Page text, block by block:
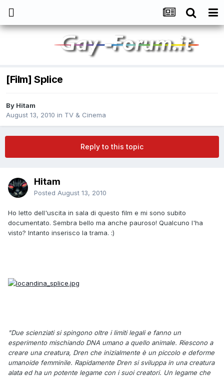
[Film] Splice
By Hitam
August 13, 2010 in TV & Cinema
Reply to this topic
Hitam
Posted August 13, 2010
Ho letto dell'uscita in sala di questo film e mi sono subito
documentato. Sembra bello ma anche pauroso! Qualcuno l'ha
visto? Intanto inserisco la trama. :)
"Due scienziati si spingono oltre i limiti legali e fanno un
esperimento mischiando DNA umano a quello animale. Riescono a
creare una creatura, Dren che inizialmente è un piccolo e deforme
umanoide femminile. Rapidamente Dren si sviluppa in una creatura
alata ed ha un potente legame con i suoi creatori. Un legame che